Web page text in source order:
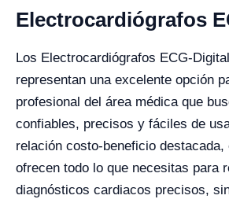
Electrocardiógrafos
Los Electrocardiógrafos ECG-
representan una excelente opción
profesional del área médica que
confiables, precisos y fáciles de
relación costo-beneficio
ofrecen todo lo que necesitas para
diagnósticos cardiacos precisos,